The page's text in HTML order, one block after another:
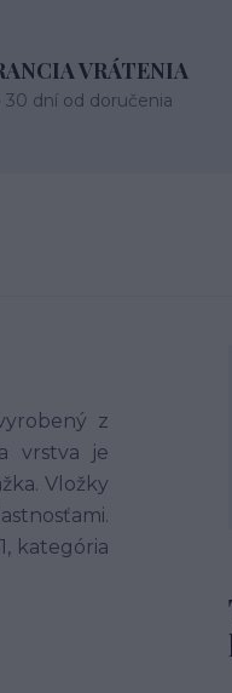
VRÁTENIA
30 dní od doručenia
z
vrstva je
Vložky
kategória